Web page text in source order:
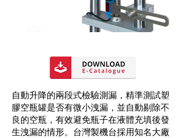
自動升降的兩段式檢驗測漏，精準測試塑
膠空瓶罐是否有微小洩漏，並自動剔除不
良的空瓶，有效避免瓶子在液體充填後發
生洩漏的情形。台灣製機台採用知名大廠